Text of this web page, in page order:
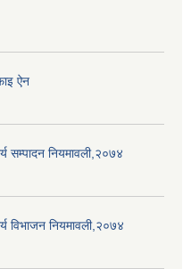
ऐन
सम्पादन नियमावली,२०७४
विभाजन नियमावली,२०७४